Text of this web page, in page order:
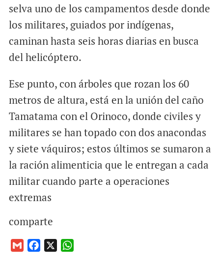
selva uno de los campamentos desde donde
los militares, guiados por indígenas,
caminan hasta seis horas diarias en busca
del helicóptero.
Ese punto, con árboles que rozan los 60
metros de altura, está en la unión del caño
Tamatama con el Orinoco, donde civiles y
militares se han topado con dos anacondas
y siete váquiros; estos últimos se sumaron a
la ración alimenticia que le entregan a cada
militar cuando parte a operaciones
extremas
comparte